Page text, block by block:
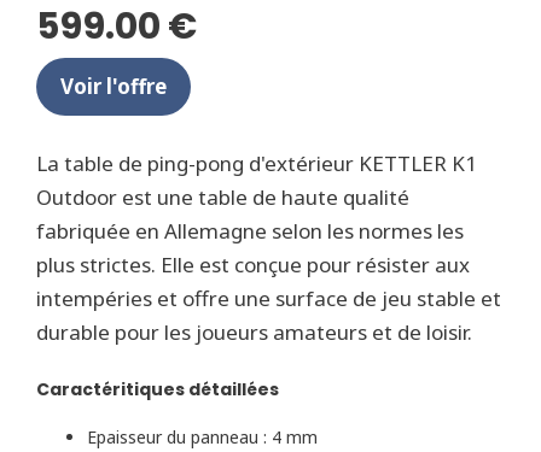
599.00 €
Voir l'offre
La table de ping-pong d'extérieur KETTLER K1
Outdoor est une table de haute qualité
fabriquée en Allemagne selon les normes les
plus strictes. Elle est conçue pour résister aux
intempéries et offre une surface de jeu stable et
durable pour les joueurs amateurs et de loisir.
Caractéritiques détaillées
Epaisseur du panneau : 4 mm